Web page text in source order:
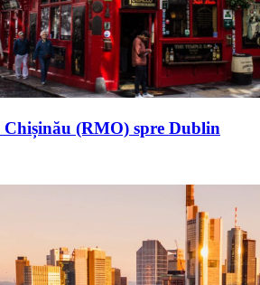
Chișinău (RMO) spre Dublin